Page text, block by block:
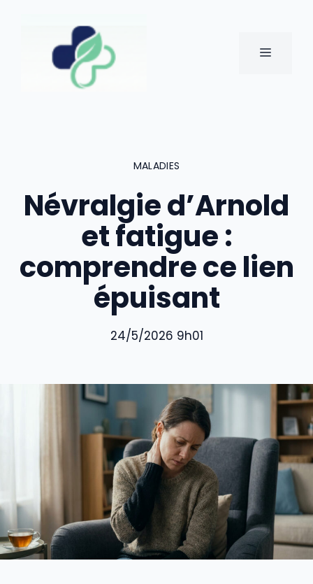
MENU
MALADIES
Névralgie d’Arnold
et fatigue :
comprendre ce lien
épuisant
24/5/2026 9h01